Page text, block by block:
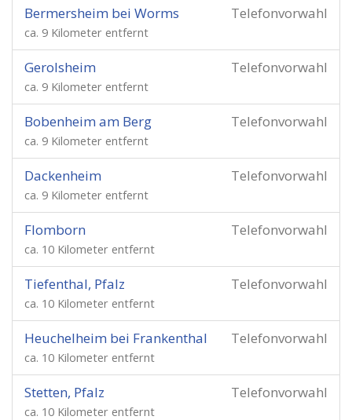
Telefonvorwahl
Bermersheim bei Worms
ca. 9 Kilometer entfernt
Telefonvorwahl
Gerolsheim
ca. 9 Kilometer entfernt
Telefonvorwahl
Bobenheim am Berg
ca. 9 Kilometer entfernt
Telefonvorwahl
Dackenheim
ca. 9 Kilometer entfernt
Telefonvorwahl
Flomborn
ca. 10 Kilometer entfernt
Telefonvorwahl
Tiefenthal, Pfalz
ca. 10 Kilometer entfernt
Telefonvorwahl
Heuchelheim bei Frankenthal
ca. 10 Kilometer entfernt
Telefonvorwahl
Stetten, Pfalz
ca. 10 Kilometer entfernt